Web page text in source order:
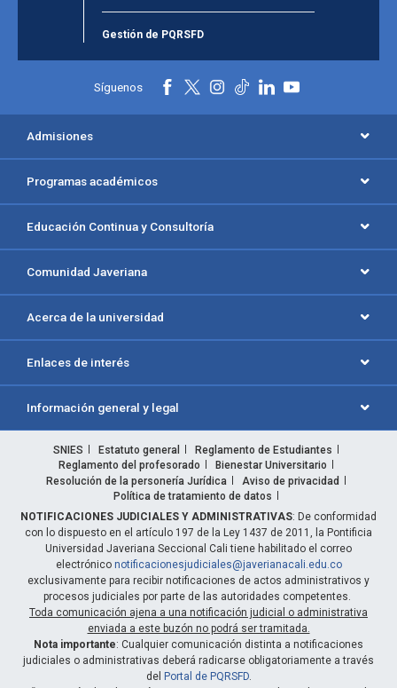
Gestión de PQRSFD
Síguenos
Admisiones
Programas académicos
Educación Continua y Consultoría
Comunidad Javeriana
Acerca de la universidad
Enlaces de interés
Información general y legal
SNIES Estatuto general
Reglamento de Estudiantes
Reglamento del profesorado
Bienestar Universitario
Resolución de la personería Jurídica
Aviso de privacidad
Política de tratamiento de datos
NOTIFICACIONES JUDICIALES Y ADMINISTRATIVAS: De conformidad
con lo dispuesto en el artículo 197 de la Ley 1437 de 2011, la Pontificia
Universidad Javeriana Seccional Cali tiene habilitado el correo
electrónico notificacionesjudiciales@javerianacali.edu.co
exclusivamente para recibir notificaciones de actos administrativos y
procesos judiciales por parte de las autoridades competentes.
Toda comunicación ajena a una notificación judicial o administrativa
enviada a este buzón no podrá ser tramitada.
Nota importante: Cualquier comunicación distinta a notificaciones
judiciales o administrativas deberá radicarse obligatoriamente a través
del Portal de PQRSFD.